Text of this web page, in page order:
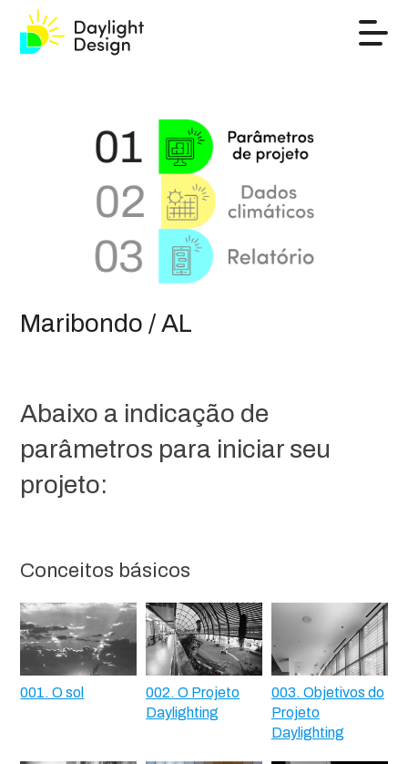
Maribondo / AL
Abaixo a indicação de
parâmetros para iniciar seu
projeto:
Conceitos básicos
001. O sol
002. O Projeto
Daylighting
003. Objetivos do
Projeto
Daylighting